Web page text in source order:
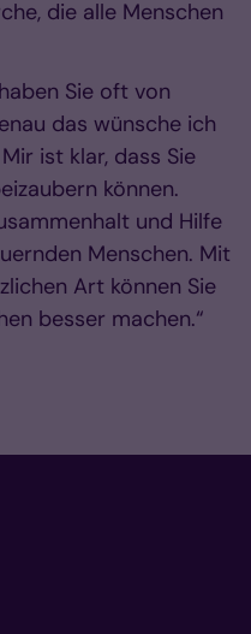
die alle Menschen
Sie oft von
das wünsche ich
ist klar, dass Sie
können.
und Hilfe
Menschen. Mit
Art können Sie
besser machen.“